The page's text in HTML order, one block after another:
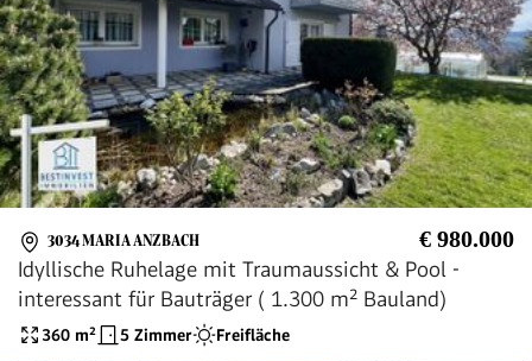
3034 MARIA ANZBACH € 980.000
Idyllische Ruhelage mit Traumaussicht & Pool -
interessant für Bauträger ( 1.300 m² Bauland)
360 m² 5 Zimmer Freifläche